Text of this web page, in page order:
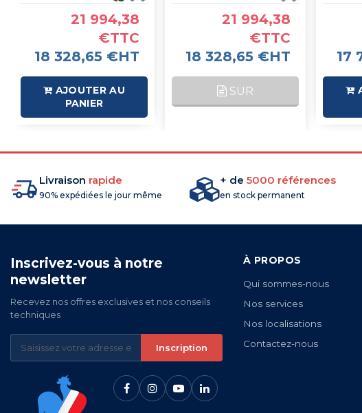
21 994,38
€TTC
18 328,65 €HT
AJOUTER AU
PANIER
21 994,38
€TTC
18 328,65 €HT
SUR
17
Livraison rapide
90% expédiées le jour même
+ de 5000 références
en stock permanent
Inscrivez-vous à notre
newsletter
Recevez nos offres exclusives et nos conseils
techniques
Inscription
À PROPOS
Qui sommes-nous
Nos services
Nos localisations
Contactez-nous